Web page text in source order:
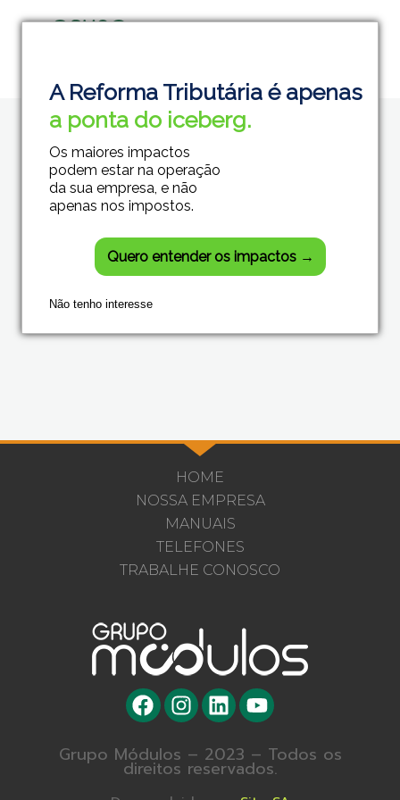
A Reforma Tributária é apenas
a ponta do iceberg.
Os maiores impactos
podem estar na operação
da sua empresa, e não
apenas nos impostos.
Quero entender os impactos →
Não tenho interesse
Grupo Módulos
Sistemas Contábeis e Empresariais
HOME
NOSSA EMPRESA
MANUAIS
TELEFONES
TRABALHE CONOSCO
Grupo Módulos – 2023 – Todos os
direitos reservados.